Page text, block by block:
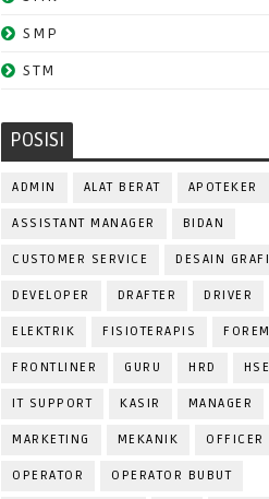
SMP
STM
POSISI
ADMIN ALAT BERAT APOTEKER
ASSISTANT MANAGER BIDAN
CUSTOMER SERVICE DESAIN
DEVELOPER DRAFTER DRIVER
ELEKTRIK FISIOTERAPIS
FRONTLINER GURU HRD HSE
IT SUPPORT KASIR MANAGER
MARKETING MEKANIK OFFICER
OPERATOR OPERATOR BUBUT